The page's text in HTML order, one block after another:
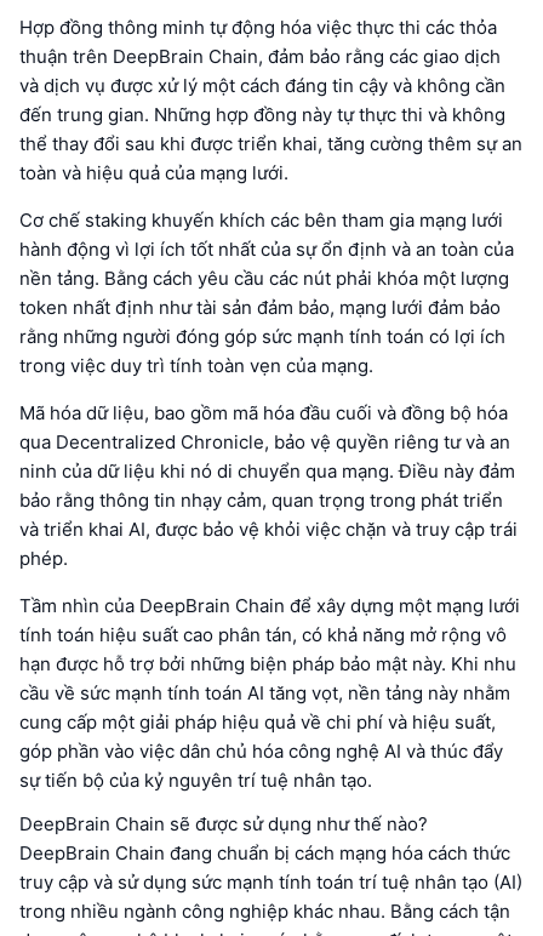
Hợp đồng thông minh tự động hóa việc thực thi các thỏa
thuận trên DeepBrain Chain, đảm bảo rằng các giao dịch
và dịch vụ được xử lý một cách đáng tin cậy và không cần
đến trung gian. Những hợp đồng này tự thực thi và không
thể thay đổi sau khi được triển khai, tăng cường thêm sự an
toàn và hiệu quả của mạng lưới.
Cơ chế staking khuyến khích các bên tham gia mạng lưới
hành động vì lợi ích tốt nhất của sự ổn định và an toàn của
nền tảng. Bằng cách yêu cầu các nút phải khóa một lượng
token nhất định như tài sản đảm bảo, mạng lưới đảm bảo
rằng những người đóng góp sức mạnh tính toán có lợi ích
trong việc duy trì tính toàn vẹn của mạng.
Mã hóa dữ liệu, bao gồm mã hóa đầu cuối và đồng bộ hóa
qua Decentralized Chronicle, bảo vệ quyền riêng tư và an
ninh của dữ liệu khi nó di chuyển qua mạng. Điều này đảm
bảo rằng thông tin nhạy cảm, quan trọng trong phát triển
và triển khai AI, được bảo vệ khỏi việc chặn và truy cập trái
phép.
Tầm nhìn của DeepBrain Chain để xây dựng một mạng lưới
tính toán hiệu suất cao phân tán, có khả năng mở rộng vô
hạn được hỗ trợ bởi những biện pháp bảo mật này. Khi nhu
cầu về sức mạnh tính toán AI tăng vọt, nền tảng này nhằm
cung cấp một giải pháp hiệu quả về chi phí và hiệu suất,
góp phần vào việc dân chủ hóa công nghệ AI và thúc đẩy
sự tiến bộ của kỷ nguyên trí tuệ nhân tạo.
DeepBrain Chain sẽ được sử dụng như thế nào?
DeepBrain Chain đang chuẩn bị cách mạng hóa cách thức
truy cập và sử dụng sức mạnh tính toán trí tuệ nhân tạo (AI)
trong nhiều ngành công nghiệp khác nhau. Bằng cách tận